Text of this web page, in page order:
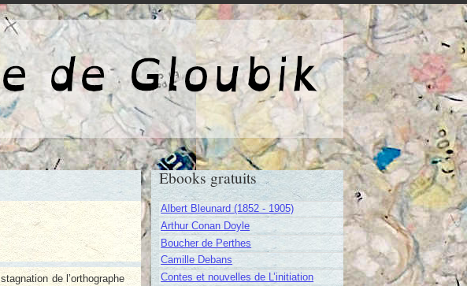
de Gloubik
de l’orthographe
Ebooks gratuits
Albert Bleunard (1852 - 1905)
Arthur Conan Doyle
Boucher de Perthes
Camille Debans
Contes et nouvelles de L’initiation